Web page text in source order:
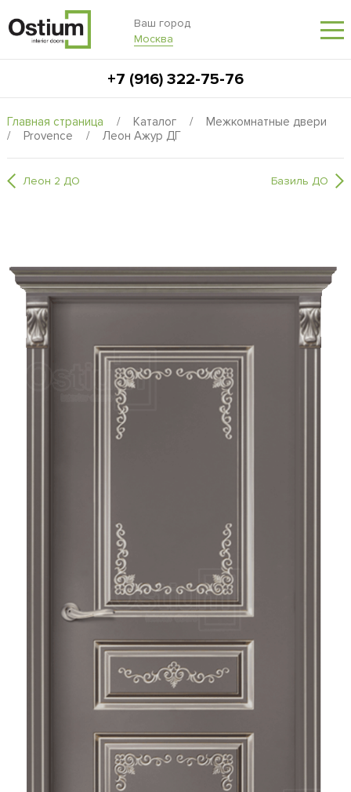
Ваш город
Москва
+7 (916) 322-75-76
Главная страница / Каталог /
Межкомнатные двери
/
Provence / Леон Ажур ДГ
Леон 2 ДО Базиль ДО